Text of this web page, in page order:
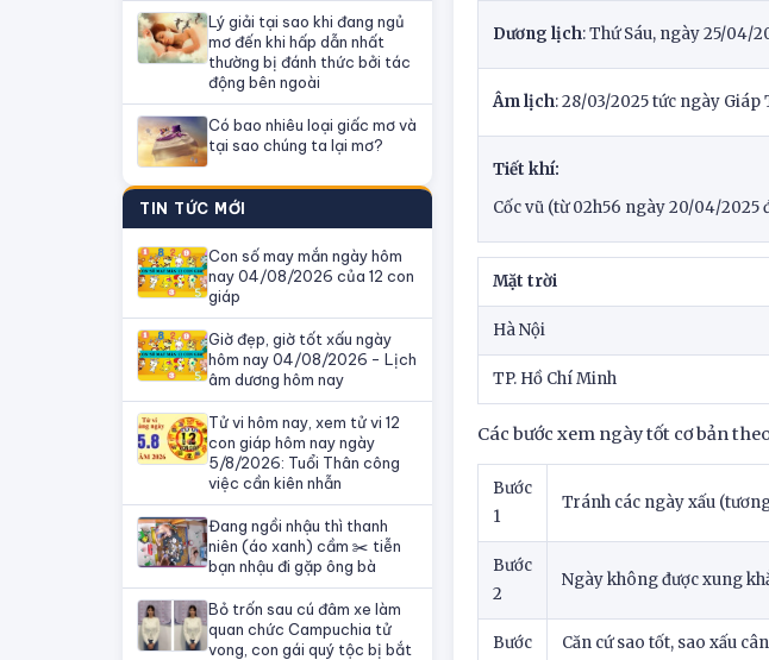
Lý giải tại sao khi đang ngủ
mơ đến khi hấp dẫn nhất
thường bị đánh thức bởi tác
động bên ngoài
Có bao nhiêu loại giấc mơ và
tại sao chúng ta lại mơ?
TIN TỨC MỚI
Con số may mắn ngày hôm
nay 04/08/2026 của 12 con
giáp
Giờ đẹp, giờ tốt xấu ngày
hôm nay 04/08/2026 - Lịch
âm dương hôm nay
Tử vi hôm nay, xem tử vi 12
con giáp hôm nay ngày
5/8/2026: Tuổi Thân công
việc cần kiên nhẫn
Đang ngồi nhậu thì thanh
niên (áo xanh) cầm ✂️ tiễn
bạn nhậu đi gặp ông bà
Bỏ trốn sau cú đâm xe làm
quan chức Campuchia tử
vong, con gái quý tộc bị bắt
Dương lịch: Thứ Sáu, ngày 25/04/
Âm lịch: 28/03/2025 tức ngày
Tiết khí:
Cốc vũ (từ 02h56 ngày 20/04/2025
Mặt trời
Hà Nội
TP. Hồ Chí Minh
Các bước xem ngày tốt cơ bản
Bước
1
Tránh các ngày xấu
Bước
2
Ngày không được xung
Bước
Căn cứ sao tốt, sao xấu